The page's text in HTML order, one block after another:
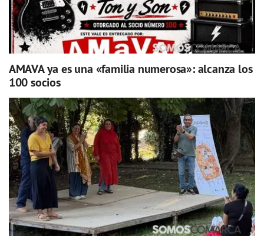
AMAVA ya es una «familia numerosa»: alcanza los
100 socios